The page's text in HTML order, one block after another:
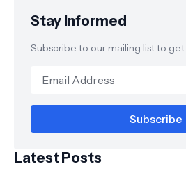
Stay Informed
Subscribe to our mailing list to
Latest Posts